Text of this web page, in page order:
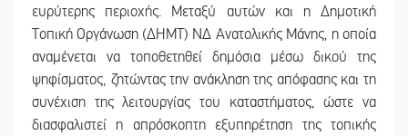
ευρύτερης περιοχής. Μεταξύ αυτών και η Δημοτική
Τοπική Οργάνωση (ΔΗΜΤ) ΝΔ Ανατολικής Μάνης, η οποία
αναμένεται να τοποθετηθεί δημόσια μέσω δικού της
ψηφίσματος, ζητώντας την ανάκληση της απόφασης και τη
συνέχιση της λειτουργίας του καταστήματος, ώστε να
διασφαλιστεί η απρόσκοπτη εξυπηρέτηση της τοπικής